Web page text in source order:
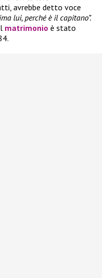
avrebbe detto voce
lui, perché è il capitano”.
matrimonio è stato